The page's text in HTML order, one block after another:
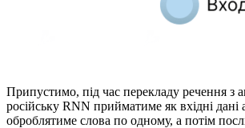
Припустимо, під час перекладу речення з
російську RNN прийматиме як вхідні дані
оброблятиме слова по одному, а потім